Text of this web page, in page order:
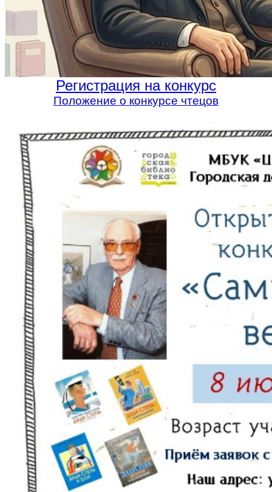
Регистрация на конкурс
Положение о конкурсе чтецов